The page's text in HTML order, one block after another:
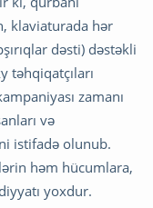
klaviaturada hər
dəsti) dəstəkli
təhqiqatçıları
zamanı
və
istifadə olunub.
həm hücumlara,
yoxdur.